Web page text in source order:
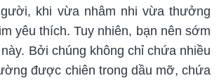
khi vừa nhâm nhi vừa thưởng
yêu thích. Tuy nhiên, bạn nên sớm
Bởi chúng không chỉ chứa nhiều
được chiên trong dầu mỡ, chứa